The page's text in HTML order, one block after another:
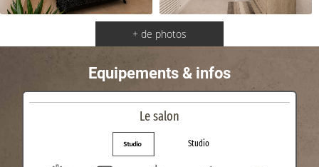
+ de photos
Equipements & infos
Le salon
Studio